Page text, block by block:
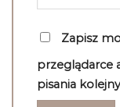
Zapisz
przeglądarce
pisania